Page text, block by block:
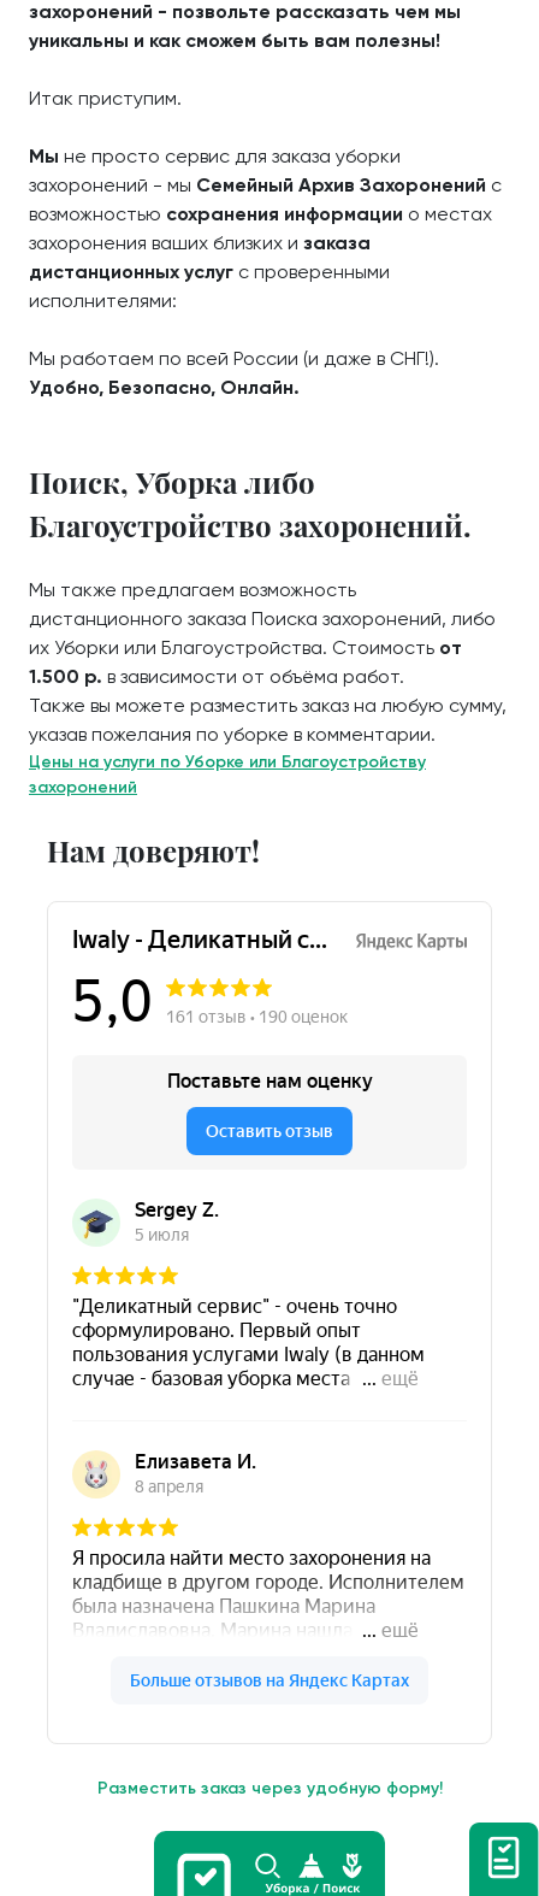
захоронений - позвольте рассказать чем мы
уникальны и как сможем быть вам полезны!
Итак приступим.
Мы не просто сервис для заказа уборки
захоронений - мы Семейный Архив Захоронений с
возможностью сохранения информации о местах
захоронения ваших близких и заказа
дистанционных услуг с проверенными
исполнителями:
Мы работаем по всей России (и даже в СНГ!).
Удобно, Безопасно, Онлайн.
Поиск, Уборка либо
Благоустройство захоронений.
Мы также предлагаем возможность
дистанционного заказа Поиска захоронений, либо
их Уборки или Благоустройства. Стоимость от
1.500 р. в зависимости от объёма работ.
Также вы можете разместить заказ на любую сумму,
указав пожелания по уборке в комментарии.
Цены на услуги по Уборке или Благоустройству
захоронений
Нам доверяют!
Разместить заказ через удобную форму!